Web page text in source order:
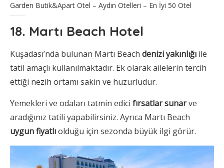
Garden Butik&Apart Otel – Aydın Otelleri – En İyi 50 Otel
18. Martı Beach Hotel
Kuşadası’nda bulunan Martı Beach denizi yakınlığı ile
tatil amaçlı kullanılmaktadır. Ek olarak ailelerin tercih
ettiği nezih ortamı sakin ve huzurludur.
Yemekleri ve odaları tatmin edici fırsatlar sunarve
aradığınız tatili yapabilirsiniz. Ayrıca Martı Beach
uygun fiyatlıolduğu için sezonda büyük ilgi görür.